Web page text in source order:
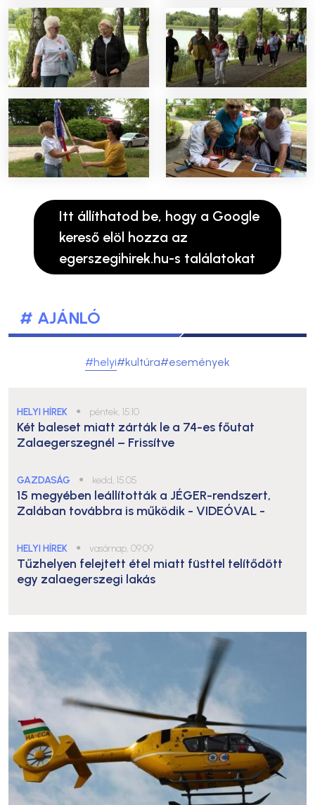
Itt állíthatod be, hogy a Google
kereső elöl hozza az
egerszegihirek.hu-s találatokat
# AJÁNLÓ
#helyi#kultúra#események
HELYI HÍREK ● péntek, 15:10
Két baleset miatt zárták le a 74-es főutat
Zalaegerszegnél – Frissítve
GAZDASÁG ● kedd, 15:05
15 megyében leállították a JÉGER-rendszert,
Zalában továbbra is működik - VIDEÓVAL -
HELYI HÍREK ● vasárnap, 09:09
Tűzhelyen felejtett étel miatt füsttel telítődött
egy zalaegerszegi lakás